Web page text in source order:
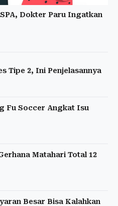
Dokter Paru Ingatkan
Tipe 2, Ini Penjelasannya
Fu Soccer Angkat Isu
Matahari Total 12
Besar Bisa Kalahkan